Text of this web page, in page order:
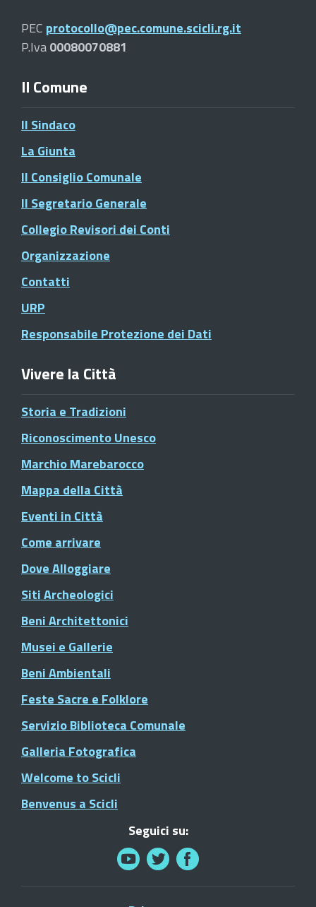
PEC protocollo@pec.comune.scicli.rg.it
P.Iva00080070881
Il Comune
Il Sindaco
La Giunta
Il Consiglio Comunale
Il Segretario Generale
Collegio Revisori dei Conti
Organizzazione
Contatti
URP
Responsabile Protezione dei Dati
Vivere la Città
Storia e Tradizioni
Riconoscimento Unesco
Marchio Marebarocco
Mappa della Città
Eventi in Città
Come arrivare
Dove Alloggiare
Siti Archeologici
Beni Architettonici
Musei e Gallerie
Beni Ambientali
Feste Sacre e Folklore
Servizio Biblioteca Comunale
Galleria Fotografica
Welcome to Scicli
Benvenus a Scicli
Seguici su: